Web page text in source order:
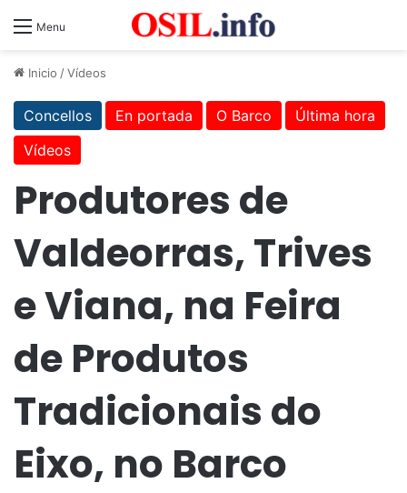
Menu
Inicio /Vídeos
Concellos En portada O Barco
Última hora
Vídeos
Produtores de
Valdeorras, Trives
e Viana, na Feira
de Produtos
Tradicionais do
Eixo, no Barco